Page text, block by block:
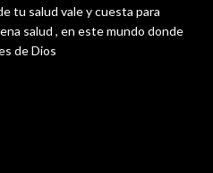
tu salud vale y cuesta para
salud , en este mundo donde
de Dios